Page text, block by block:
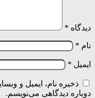
دیدگاه *
نام *
ایمیل *
ذخیره نام، ایمیل و
دوباره دیدگاهی می‌نویسم.